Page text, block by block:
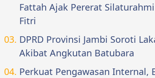
Fattah Ajak Pererat
Fitri
DPRD Provinsi Jambi Soroti
Akibat Angkutan Batubara
Perkuat Pengawasan Internal,